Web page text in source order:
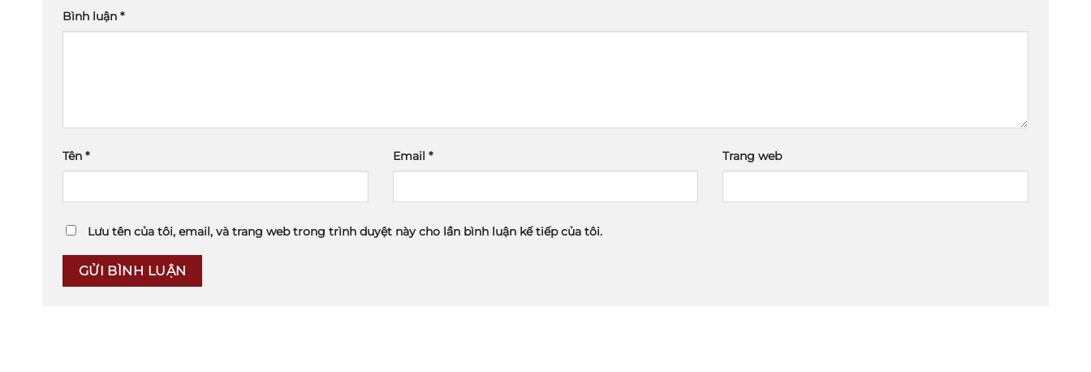
Bình luận *
Tên * Email * Trang web
Lưu tên của tôi, email, và trang web trong trình duyệt này cho lần bình luận kế tiếp của tôi.